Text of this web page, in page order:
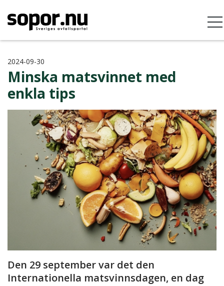
2024-09-30
Minska matsvinnet med
enkla tips
Den 29 september var det den
Internationella matsvinnsdagen, en dag